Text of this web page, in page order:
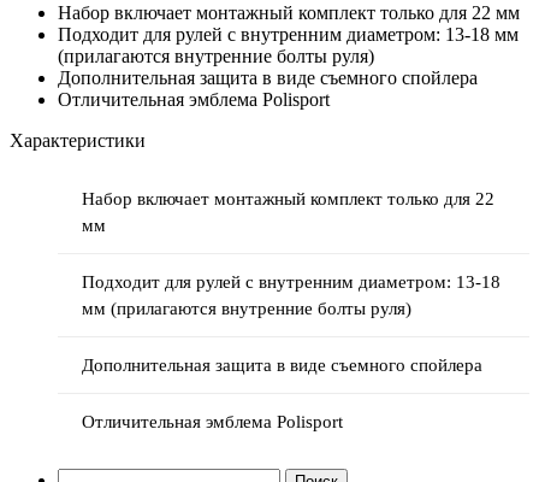
Набор включает монтажный комплект только для 22 мм
Подходит для рулей с внутренним диаметром: 13-18 мм
(прилагаются внутренние болты руля)
Дополнительная защита в виде съемного спойлера
Отличительная эмблема Polisport
Характеристики
Набор включает монтажный комплект только для 22
мм
Подходит для рулей с внутренним диаметром: 13-18
мм (прилагаются внутренние болты руля)
Дополнительная защита в виде съемного спойлера
Отличительная эмблема Polisport